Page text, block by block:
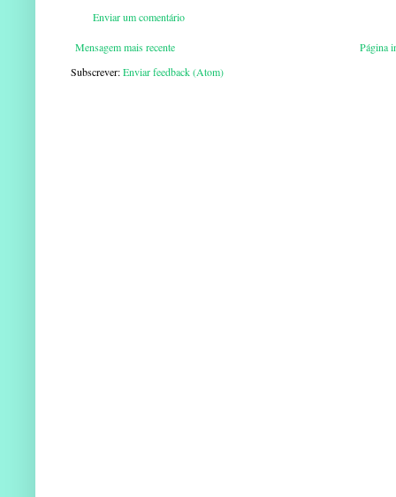
Enviar um comentário
Mensagem mais recente
Página
Subscrever:Enviar feedback (Atom)